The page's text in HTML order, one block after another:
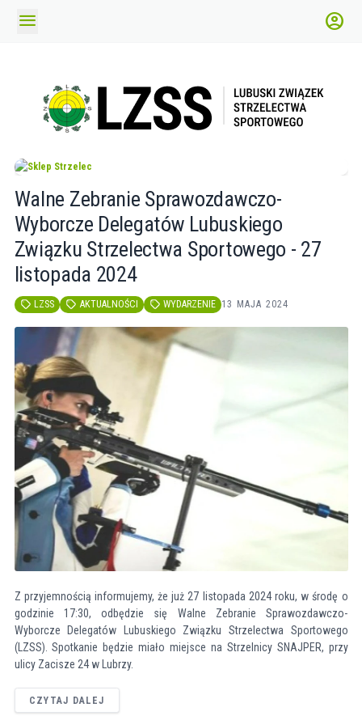
menu account_circle
Walne Zebranie Sprawozdawczo-
Wyborcze Delegatów Lubuskiego
Związku Strzelectwa Sportowego - 27
listopada 2024
LZSS AKTUALNOŚCI WYDARZENIE 13 MAJA 2024
Z przyjemnością informujemy, że już 27 listopada 2024 roku, w środę o
godzinie 17:30, odbędzie się Walne Zebranie Sprawozdawczo-
Wyborcze Delegatów Lubuskiego Związku Strzelectwa Sportowego
(LZSS). Spotkanie będzie miało miejsce na Strzelnicy SNAJPER, przy
ulicy Zacisze 24 w Lubrzy.
CZYTAJ DALEJ